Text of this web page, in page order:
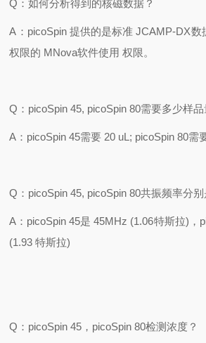
Q ：如何分析得到的核磁数据？
A ： picoSpin 提供的是标准 JCAMP-DX数
权限的 MNova软件使用 权限。
Q ： picoSpin 45, picoSpin 80需要多少样品
A ： picoSpin 45需要 20 uL; picoSpin 80需
Q ： picoSpin 45, picoSpin 80共振频率分别
A ： picoSpin 45是 45MHz (1.06特斯拉) ，
(1.93特斯拉)
Q ： picoSpin 45 ， picoSpin 80检测浓度？